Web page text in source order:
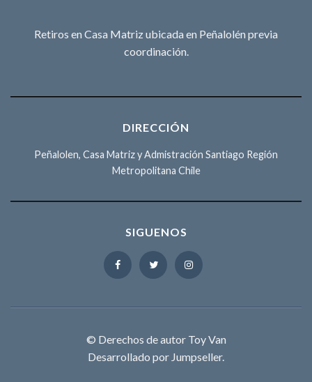
Retiros en Casa Matriz ubicada en Peñalolén previa
coordinación.
DIRECCIÓN
Peñalolen, Casa Matriz y Admistración Santiago Región
Metropolitana Chile
SIGUENOS
© Derechos de autor Toy Van
Desarrollado por Jumpseller.